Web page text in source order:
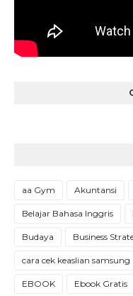
aa Gym Akuntansi
Belajar Bahasa Inggris
Budaya Business
cara cek keaslian samsung
EBOOK Ebook Gratis